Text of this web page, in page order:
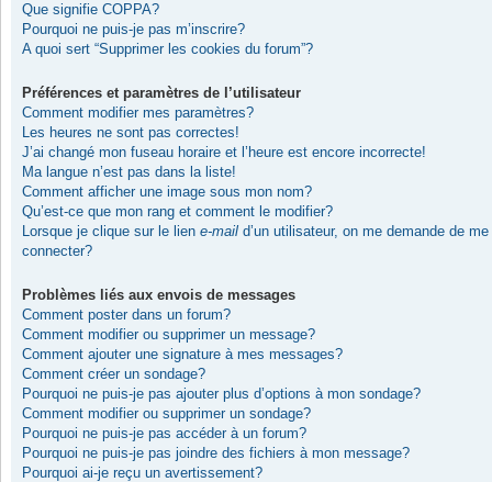
Que signifie COPPA?
Pourquoi ne puis-je pas m’inscrire?
A quoi sert “Supprimer les cookies du forum”?
Préférences et paramètres de l’utilisateur
Comment modifier mes paramètres?
Les heures ne sont pas correctes!
J’ai changé mon fuseau horaire et l’heure est encore incorrecte!
Ma langue n’est pas dans la liste!
Comment afficher une image sous mon nom?
Qu’est-ce que mon rang et comment le modifier?
Lorsque je clique sur le lien e-mail d’un utilisateur, on me demande de me
connecter?
Problèmes liés aux envois de messages
Comment poster dans un forum?
Comment modifier ou supprimer un message?
Comment ajouter une signature à mes messages?
Comment créer un sondage?
Pourquoi ne puis-je pas ajouter plus d’options à mon sondage?
Comment modifier ou supprimer un sondage?
Pourquoi ne puis-je pas accéder à un forum?
Pourquoi ne puis-je pas joindre des fichiers à mon message?
Pourquoi ai-je reçu un avertissement?